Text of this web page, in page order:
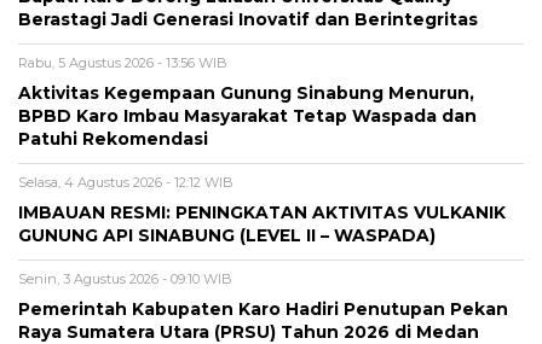
Berastagi Jadi Generasi Inovatif dan Berintegritas
Rabu, 5 Agustus 2026 - 13:56 WIB
Aktivitas Kegempaan Gunung Sinabung Menurun,
BPBD Karo Imbau Masyarakat Tetap Waspada dan
Patuhi Rekomendasi
Selasa, 4 Agustus 2026 - 12:12 WIB
IMBAUAN RESMI: PENINGKATAN AKTIVITAS VULKANIK
GUNUNG API SINABUNG (LEVEL II – WASPADA)
Senin, 3 Agustus 2026 - 09:10 WIB
Pemerintah Kabupaten Karo Hadiri Penutupan Pekan
Raya Sumatera Utara (PRSU) Tahun 2026 di Medan